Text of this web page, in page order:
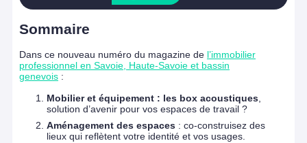
Sommaire
Dans ce nouveau numéro du magazine de l’immobilier
professionnel en Savoie, Haute-Savoie et bassin
genevois :
Mobilier et équipement : les box acoustiques,
solution d’avenir pour vos espaces de travail ?
Aménagement des espaces : co-construisez des
lieux qui reflètent votre identité et vos usages.